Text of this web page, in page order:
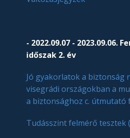
- 2022.09.07 - 2023.09.06.
időszak 2. év
Jó gyakorlatok a biztonság
visegrádi országokban a
a biztonsághoz c. útmutató
Tudásszint felmérő tesztek